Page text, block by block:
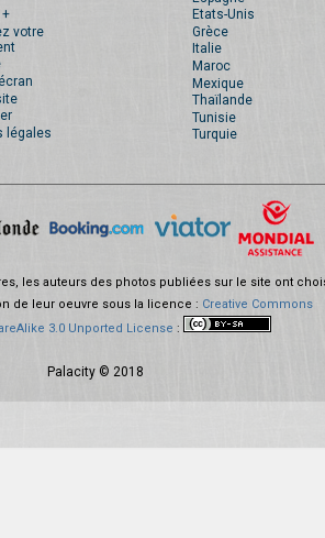
votre
légales
Etats-Unis
Grèce
Italie
Maroc
Mexique
Thaïlande
Tunisie
Turquie
les auteurs des photos publiées sur le site ont
de leur oeuvre sous la licence : Creative Commons
3.0 Unported License :
Palacity © 2018